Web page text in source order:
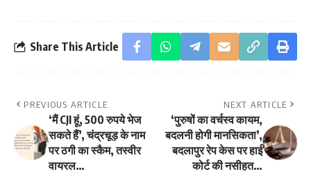
Share This Article
PREVIOUS ARTICLE
‘मैं CJI हूं, 500 रुपये भेज
सकते हैं’, चंद्रचूड़ के नाम
पर ठगी का स्कैम, तस्वीर
वायरल…
NEXT ARTICLE
‘पुरुषों का वर्चस्व कायम,
बदलनी होगी मानसिकता’,
बदलापुर रेप केस पर हाई
कोर्ट की नसीहत…